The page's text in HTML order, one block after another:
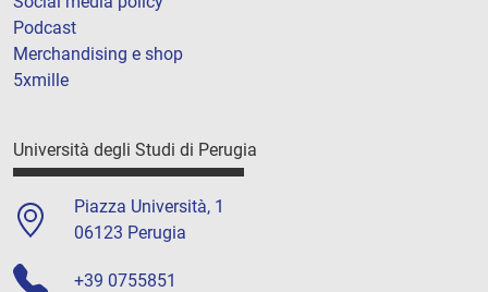
Podcast
Merchandising e shop
5xmille
Università degli Studi di Perugia
Piazza Università, 1
06123 Perugia
+39 0755851